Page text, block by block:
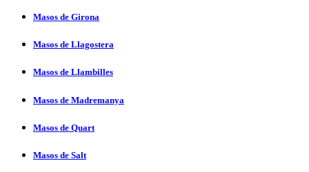
Masos de Girona
Masos de Llagostera
Masos de Llambilles
Masos de Madremanya
Masos de Quart
Masos de Salt